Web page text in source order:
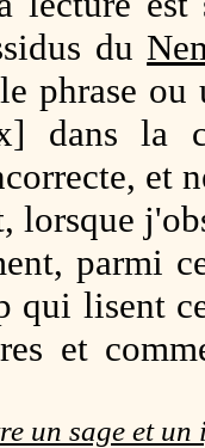
du
phrase
dans la
et
lorsque
parmi
qui lisent
et
un sage et